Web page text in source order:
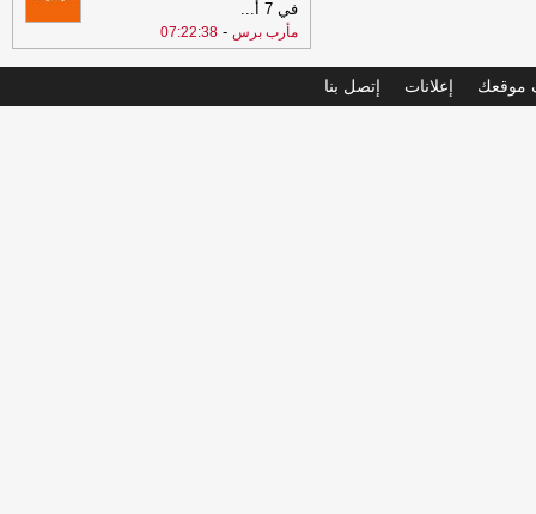
في 7 أ ...
مأرب برس -
07:22:38
موقعك إعلانات إتصل بنا